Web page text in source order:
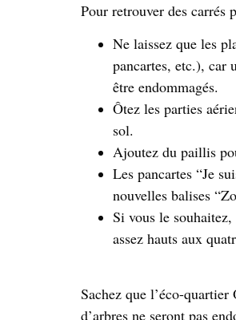
Pour retrouver des carrés
Ne laissez que les
pancartes, etc.), car
être endommagés.
Ôtez les parties
sol.
Ajoutez du paillis
Les pancartes “Je
nouvelles balises
Si vous le
assez hauts aux
Sachez que l’éco-
d’arbres ne seront pas